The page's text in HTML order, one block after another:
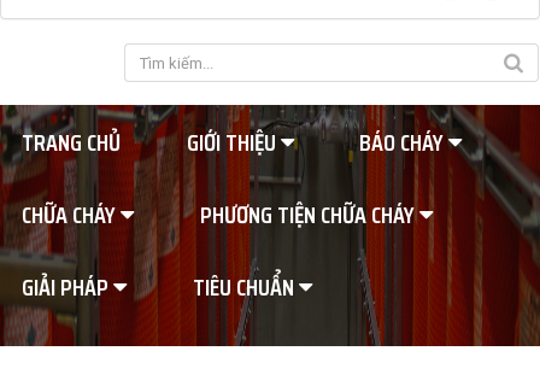
TRANG CHỦ GIỚI THIỆU
BÁO CHÁY
CHỮA CHÁY
PHƯƠNG TIỆN CHỮA CHÁY
GIẢI PHÁP
TIÊU CHUẨN